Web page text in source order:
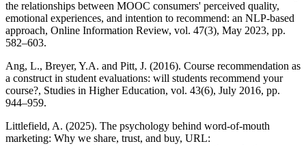
the relationships between MOOC consumers' perceived quality,
emotional experiences, and intention to recommend: an NLP-based
approach, Online Information Review, vol. 47(3), May 2023, pp.
582–603.
Ang, L., Breyer, Y.A. and Pitt, J. (2016). Course recommendation as
a construct in student evaluations: will students recommend your
course?, Studies in Higher Education, vol. 43(6), July 2016, pp.
944–959.
Littlefield, A. (2025). The psychology behind word-of-mouth
marketing: Why we share, trust, and buy, URL: